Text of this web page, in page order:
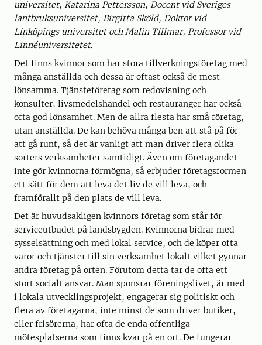
universitet, Katarina Pettersson, Docent vid Sveriges
lantbruksuniversitet, Birgitta Sköld, Doktor vid
Linköpings universitet och Malin Tillmar, Professor vid
Linnéuniversitetet.
Det finns kvinnor som har stora tillverkningsföretag med
många anställda och dessa är oftast också de mest
lönsamma. Tjänsteföretag som redovisning och
konsulter, livsmedelshandel och restauranger har också
ofta god lönsamhet. Men de allra flesta har små företag,
utan anställda. De kan behöva många ben att stå på för
att gå runt, så det är vanligt att man driver flera olika
sorters verksamheter samtidigt. Även om företagandet
inte gör kvinnorna förmögna, så erbjuder företagsformen
ett sätt för dem att leva det liv de vill leva, och
framförallt på den plats de vill leva.
Det är huvudsakligen kvinnors företag som står för
serviceutbudet på landsbygden. Kvinnorna bidrar med
sysselsättning och med lokal service, och de köper ofta
varor och tjänster till sin verksamhet lokalt vilket gynnar
andra företag på orten. Förutom detta tar de ofta ett
stort socialt ansvar. Man sponsrar föreningslivet, är med
i lokala utvecklingsprojekt, engagerar sig politiskt och
flera av företagarna, inte minst de som driver butiker,
eller frisörerna, har ofta de enda offentliga
mötesplatserna som finns kvar på en ort. De fungerar